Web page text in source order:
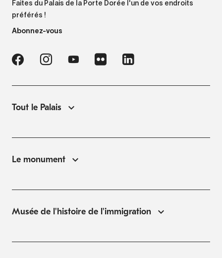
Faites du Palais de la Porte Dorée l'un de vos endroits
préférés !
Abonnez-vous
Tout le Palais
Le monument
Musée de l'histoire de l'immigration